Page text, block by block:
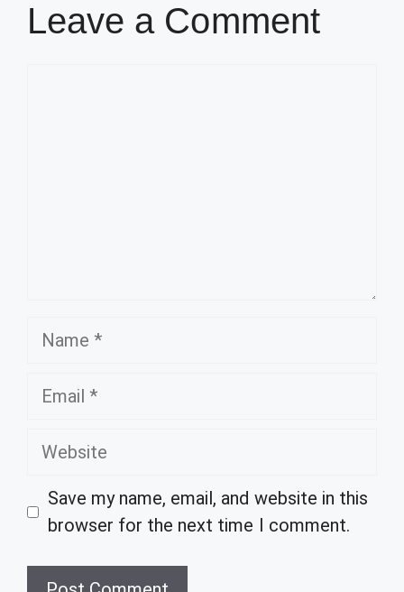
Leave a Comment
Name
Email
Website
Save my name, email, and website in this
browser for the next time I comment.